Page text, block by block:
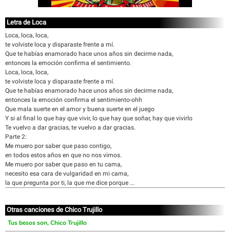
Letra de Loca
Loca, loca, loca,
te volviste loca y disparaste frente a mí.
Que te habías enamorado hace unos años sin decirme nada,
entonces la emoción confirma el sentimiento.
Loca, loca, loca,
te volviste loca y disparaste frente a mí.
Que te habías enamorado hace unos años sin decirme nada,
entonces la emoción confirma el sentimiento-ohh
Que mala suerte en el amor y buena suerte en el juego
Y si al final lo que hay que vivir, lo que hay que soñar, hay que vivirlo
Te vuelvo a dar gracias, te vuelvo a dar gracias.
Parte 2:
Me muero por saber que paso contigo,
en todos estos años en que no nos vimos.
Me muero por saber que paso en tu cama,
necesito esa cara de vulgaridad en mi cama,
la que pregunta por ti, la que me dice porque ...
Otras canciones de Chico Trujillo
Tus besos son, Chico Trujillo